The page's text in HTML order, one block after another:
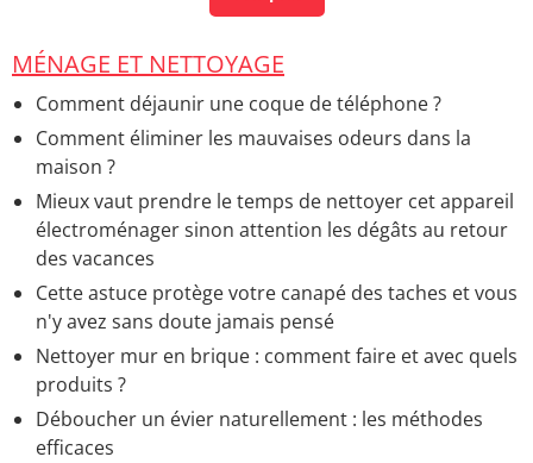
Verrière cuisine ikea> Accueil - Gros travaux
MÉNAGE ET NETTOYAGE
Comment déjaunir une coque de téléphone ?
Comment éliminer les mauvaises odeurs dans la
maison ?
Mieux vaut prendre le temps de nettoyer cet appareil
électroménager sinon attention les dégâts au retour
des vacances
Cette astuce protège votre canapé des taches et vous
n'y avez sans doute jamais pensé
Nettoyer mur en brique : comment faire et avec quels
produits ?
Déboucher un évier naturellement : les méthodes
efficaces